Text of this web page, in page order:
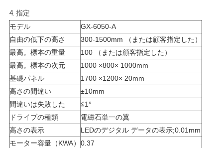
い
地
図
PRIVACY
POLICY
4. 指定
モデル
GX-6050-A
自由の低下の高さ
300-1500mm （または顧客指定した）
最高。標本の重量
100 （または顧客指定した）
最高。標本の次元
1000 ×800× 1000mm
基礎パネル
1700 ×1200× 20mm
高さの間違い
±10mm
間違いは失敗した
≦1°
ドライブの種類
電磁石単一の翼
高さの表示
LEDのデジタル データの表示;0.01mm
モーター容量（KWA） 0.37